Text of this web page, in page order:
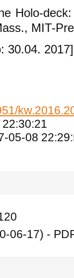
Holo-
MIT-
30.04. 2017]
05-08
06-17) -